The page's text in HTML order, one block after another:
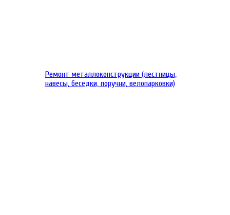
Ремонт металлоконструкции (лестницы,
навесы, беседки, поручни, велопарковки)